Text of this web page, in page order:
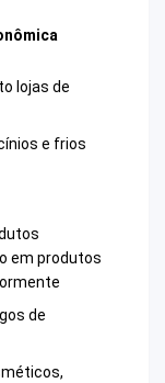
lojas de
e frios
em produtos
de